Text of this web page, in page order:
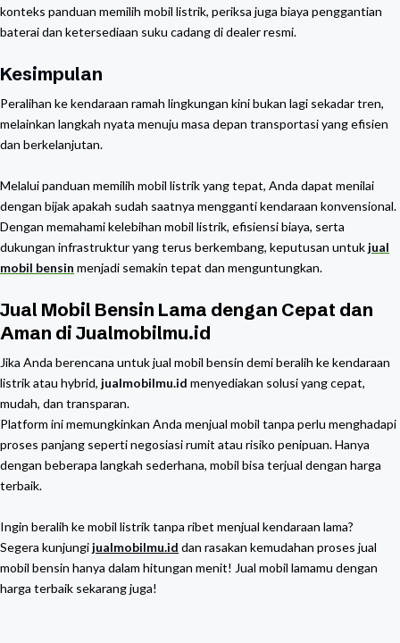
konteks panduan memilih mobil listrik, periksa juga biaya penggantian
baterai dan ketersediaan suku cadang di dealer resmi.
Kesimpulan
Peralihan ke kendaraan ramah lingkungan kini bukan lagi sekadar tren,
melainkan langkah nyata menuju masa depan transportasi yang efisien
dan berkelanjutan.
Melalui panduan memilih mobil listrik yang tepat, Anda dapat menilai
dengan bijak apakah sudah saatnya mengganti kendaraan konvensional.
Dengan memahami kelebihan mobil listrik, efisiensi biaya, serta
dukungan infrastruktur yang terus berkembang, keputusan untuk jual
mobil bensin menjadi semakin tepat dan menguntungkan.
Jual Mobil Bensin Lama dengan Cepat dan
Aman di Jualmobilmu.id
Jika Anda berencana untuk jual mobil bensin demi beralih ke kendaraan
listrik atau hybrid, jualmobilmu.id menyediakan solusi yang cepat,
mudah, dan transparan.
Platform ini memungkinkan Anda menjual mobil tanpa perlu menghadapi
proses panjang seperti negosiasi rumit atau risiko penipuan. Hanya
dengan beberapa langkah sederhana, mobil bisa terjual dengan harga
terbaik.
Ingin beralih ke mobil listrik tanpa ribet menjual kendaraan lama?
Segera kunjungi jualmobilmu.id dan rasakan kemudahan proses jual
mobil bensin hanya dalam hitungan menit! Jual mobil lamamu dengan
harga terbaik sekarang juga!